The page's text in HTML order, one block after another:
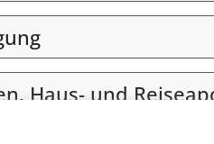
Haus- und